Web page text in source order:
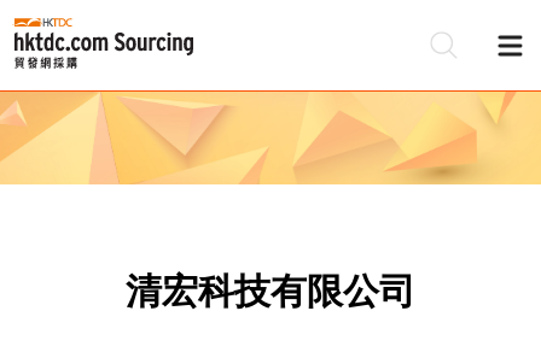
清宏科技有限公司